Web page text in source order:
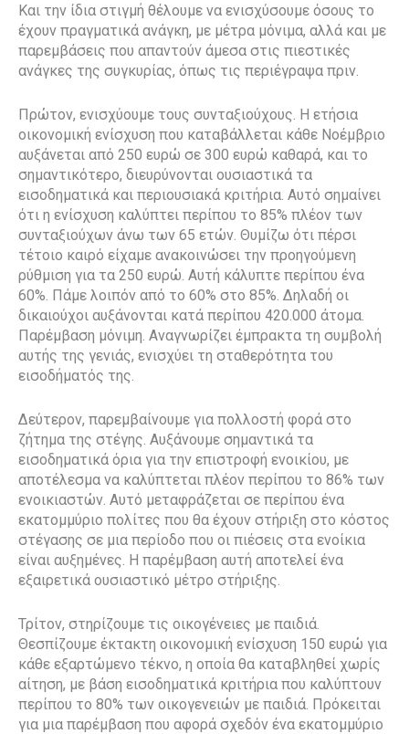
Και την ίδια στιγμή θέλουμε να ενισχύσουμε όσους το
έχουν πραγματικά ανάγκη, με μέτρα μόνιμα, αλλά και με
παρεμβάσεις που απαντούν άμεσα στις πιεστικές
ανάγκες της συγκυρίας, όπως τις περιέγραψα πριν.
Πρώτον, ενισχύουμε τους συνταξιούχους. Η ετήσια
οικονομική ενίσχυση που καταβάλλεται κάθε Νοέμβριο
αυξάνεται από 250 ευρώ σε 300 ευρώ καθαρά, και το
σημαντικότερο, διευρύνονται ουσιαστικά τα
εισοδηματικά και περιουσιακά κριτήρια. Αυτό σημαίνει
ότι η ενίσχυση καλύπτει περίπου το 85% πλέον των
συνταξιούχων άνω των 65 ετών. Θυμίζω ότι πέρσι
τέτοιο καιρό είχαμε ανακοινώσει την προηγούμενη
ρύθμιση για τα 250 ευρώ. Αυτή κάλυπτε περίπου ένα
60%. Πάμε λοιπόν από το 60% στο 85%. Δηλαδή οι
δικαιούχοι αυξάνονται κατά περίπου 420.000 άτομα.
Παρέμβαση μόνιμη. Αναγνωρίζει έμπρακτα τη συμβολή
αυτής της γενιάς, ενισχύει τη σταθερότητα του
εισοδήματός της.
Δεύτερον, παρεμβαίνουμε για πολλοστή φορά στο
ζήτημα της στέγης. Αυξάνουμε σημαντικά τα
εισοδηματικά όρια για την επιστροφή ενοικίου, με
αποτέλεσμα να καλύπτεται πλέον περίπου το 86% των
ενοικιαστών. Αυτό μεταφράζεται σε περίπου ένα
εκατομμύριο πολίτες που θα έχουν στήριξη στο κόστος
στέγασης σε μια περίοδο που οι πιέσεις στα ενοίκια
είναι αυξημένες. Η παρέμβαση αυτή αποτελεί ένα
εξαιρετικά ουσιαστικό μέτρο στήριξης.
Τρίτον, στηρίζουμε τις οικογένειες με παιδιά.
Θεσπίζουμε έκτακτη οικονομική ενίσχυση 150 ευρώ για
κάθε εξαρτώμενο τέκνο, η οποία θα καταβληθεί χωρίς
αίτηση, με βάση εισοδηματικά κριτήρια που καλύπτουν
περίπου το 80% των οικογενειών με παιδιά. Πρόκειται
για μια παρέμβαση που αφορά σχεδόν ένα εκατομμύριο